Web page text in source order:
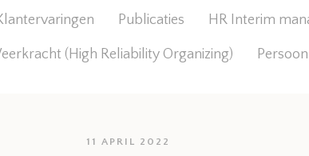
Publicaties HR Interim
(High Reliability Organizing)
11 APRIL 2022